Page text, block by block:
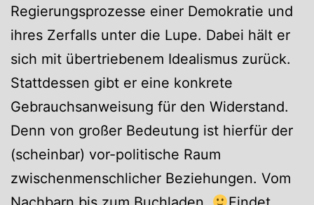
Regierungsprozesse einer Demokratie und
ihres Zerfalls unter die Lupe. Dabei hält er
sich mit übertriebenem Idealismus zurück.
Stattdessen gibt er eine konkrete
Gebrauchsanweisung für den Widerstand.
Denn von großer Bedeutung ist hierfür der
(scheinbar) vor-politische Raum
zwischenmenschlicher Beziehungen. Vom